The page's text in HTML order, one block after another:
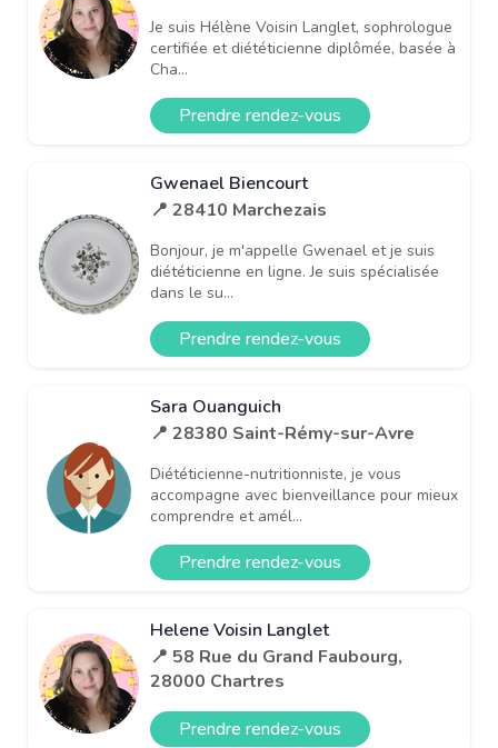
Je suis Hélène Voisin Langlet, sophrologue
certifiée et diététicienne diplômée, basée à
Cha...
Prendre rendez-vous
Gwenael Biencourt
📍 28410 Marchezais
Bonjour, je m'appelle Gwenael et je suis
diététicienne en ligne. Je suis spécialisée
dans le su...
Prendre rendez-vous
Sara Ouanguich
📍 28380 Saint-Rémy-sur-Avre
Diététicienne-nutritionniste, je vous
accompagne avec bienveillance pour mieux
comprendre et amél...
Prendre rendez-vous
Helene Voisin Langlet
📍 58 Rue du Grand Faubourg,
28000 Chartres
Prendre rendez-vous